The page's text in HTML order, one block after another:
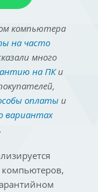
компьютера
на часто
много
на ПКи
оплатыи
вариантах
.